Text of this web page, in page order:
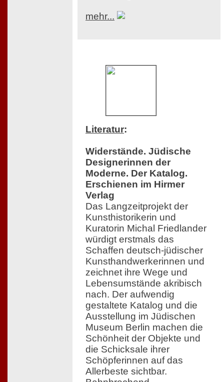
mehr...
Literatur:
Widerstände. Jüdische
Designerinnen der
Moderne. Der Katalog.
Erschienen im Hirmer
Verlag
Das Langzeitprojekt der
Kunsthistorikerin und
Kuratorin Michal Friedlander
würdigt erstmals das
Schaffen deutsch-jüdischer
Kunsthandwerkerinnen und
zeichnet ihre Wege und
Lebensumstände akribisch
nach. Der aufwendig
gestaltete Katalog und die
Ausstellung im Jüdischen
Museum Berlin machen die
Schönheit der Objekte und
die Schicksale ihrer
Schöpferinnen auf das
Allerbeste sichtbar.